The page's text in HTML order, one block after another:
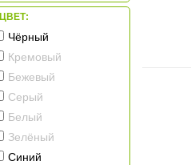
ЦВЕТ:
Чёрный
Кремовый
Бежевый
Серый
Белый
Зелёный
Синий